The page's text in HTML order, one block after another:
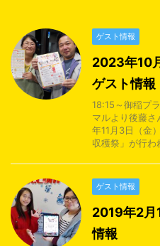
ゲスト情報
2023年10
ゲスト情報
18:15～御稲プ
マルより後藤
年11月3日（金
収穫祭」が行
ゲスト情報
2019年2
情報